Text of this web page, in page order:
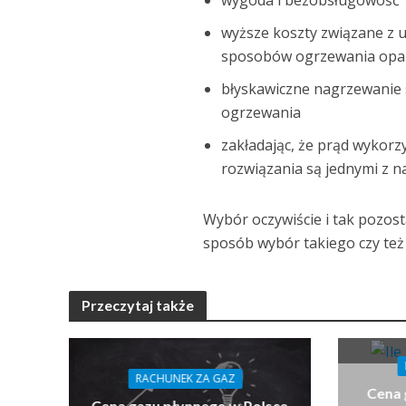
wyższe koszty związane z
sposobów ogrzewania
błyskawiczne
ogrzewania
zakładając, że prąd
rozwiązania są jednymi z
Wybór oczywiście i tak
sposób wybór takiego czy
Przeczytaj także
RACHUNEK ZA GAZ
Cena